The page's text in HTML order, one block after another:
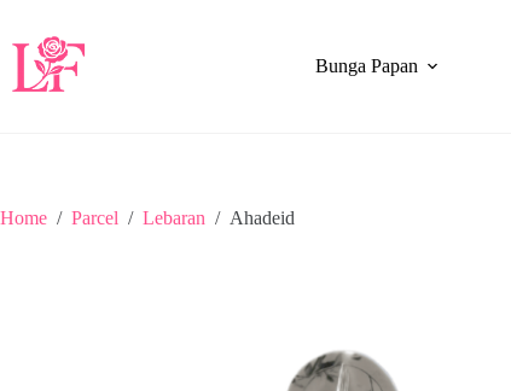
Bunga Papan
Home / Parcel / Lebaran / Ahadeid